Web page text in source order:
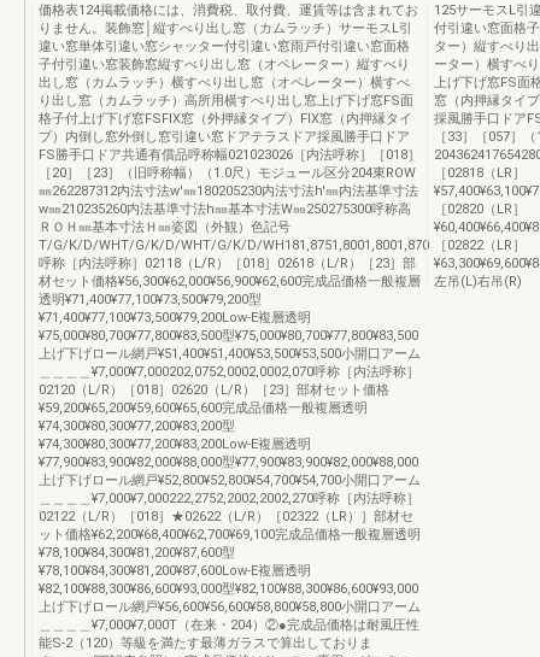
価格表124掲載価格には、消費税、取付費、運賃等は含まれてお
りません。装飾窓│縦すべり出し窓（カムラッチ）サーモスL引
違い窓単体引違い窓シャッター付引違い窓雨戸付引違い窓面格
子付引違い窓装飾窓縦すべり出し窓（オペレーター）縦すべり
出し窓（カムラッチ）横すべり出し窓（オペレーター）横すべ
り出し窓（カムラッチ）高所用横すべり出し窓上げ下げ窓FS面
格子付上げ下げ窓FSFIX窓（外押縁タイプ）FIX窓（内押縁タイ
プ）内倒し窓外倒し窓引違い窓ドアテラスドア採風勝手口ドア
FS勝手口ドア共通有償品呼称幅021023026［内法呼称］［018］
［20］［23］（旧呼称幅）（1.0尺）モジュール区分204東ROW
㎜262287312内法寸法w'㎜180205230内法寸法h'㎜内法基準寸法
w㎜210235260内法基準寸法h㎜基本寸法W㎜250275300呼称高
ＲＯＨ㎜基本寸法Ｈ㎜姿図（外観）色記号
T/G/K/D/WHT/G/K/D/WHT/G/K/D/WH181,8751,8001,8001,870
呼称［内法呼称］02118（L/R）［018］02618（L/R）［23］部
材セット価格¥56,300¥62,000¥56,900¥62,600完成品価格一般複層
透明¥71,400¥77,100¥73,500¥79,200型
¥71,400¥77,100¥73,500¥79,200Low-E複層透明
¥75,000¥80,700¥77,800¥83,500型¥75,000¥80,700¥77,800¥83,500
上げ下げロール網戸¥51,400¥51,400¥53,500¥53,500小開口アーム
＿＿＿＿¥7,000¥7,000202,0752,0002,0002,070呼称［内法呼称］
02120（L/R）［018］02620（L/R）［23］部材セット価格
¥59,200¥65,200¥59,600¥65,600完成品価格一般複層透明
¥74,300¥80,300¥77,200¥83,200型
¥74,300¥80,300¥77,200¥83,200Low-E複層透明
¥77,900¥83,900¥82,000¥88,000型¥77,900¥83,900¥82,000¥88,000
上げ下げロール網戸¥52,800¥52,800¥54,700¥54,700小開口アーム
＿＿＿＿¥7,000¥7,000222,2752,2002,2002,270呼称［内法呼称］
02122（L/R）［018］★02622（L/R）［02322（LR）］部材セ
ット価格¥62,200¥68,400¥62,700¥69,100完成品価格一般複層透明
¥78,100¥84,300¥81,200¥87,600型
¥78,100¥84,300¥81,200¥87,600Low-E複層透明
¥82,100¥88,300¥86,600¥93,000型¥82,100¥88,300¥86,600¥93,000
上げ下げロール網戸¥56,600¥56,600¥58,800¥58,800小開口アーム
＿＿＿＿¥7,000¥7,000T（在来・204）②●完成品価格は耐風圧性
能S-2（120）等級を満たす最薄ガラスで算出しておりま
125サーモスL引
付引違い窓面格
ター）縦すべり
ーター）横すべ
上げ下げ窓FS面
窓（内押縁タイ
採風勝手口ドア
［33］［057］
［02818（LR］
［02820（LR］
［02822（LR］
左吊(L)右吊(R)